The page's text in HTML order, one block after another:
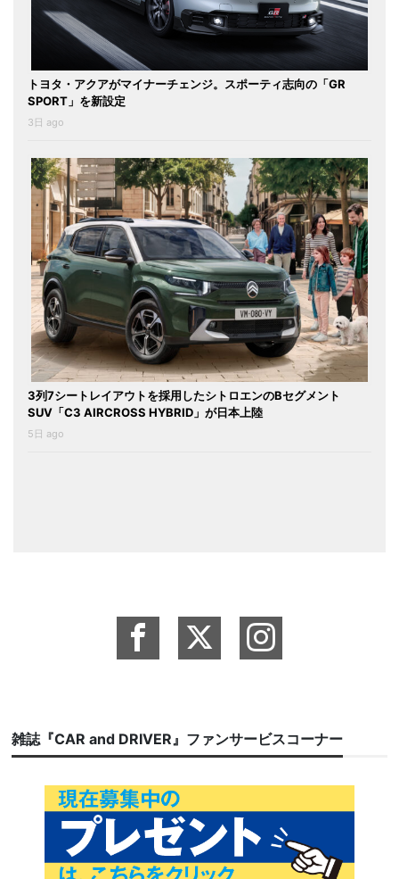
トヨタ・アクアがマイナーチェンジ。スポーティ志向の「GR
SPORT」を新設定
3日 ago
3列7シートレイアウトを採用したシトロエンのBセグメント
SUV「C3 AIRCROSS HYBRID」が日本上陸
5日 ago
雑誌『CAR and DRIVER』ファンサービスコーナー